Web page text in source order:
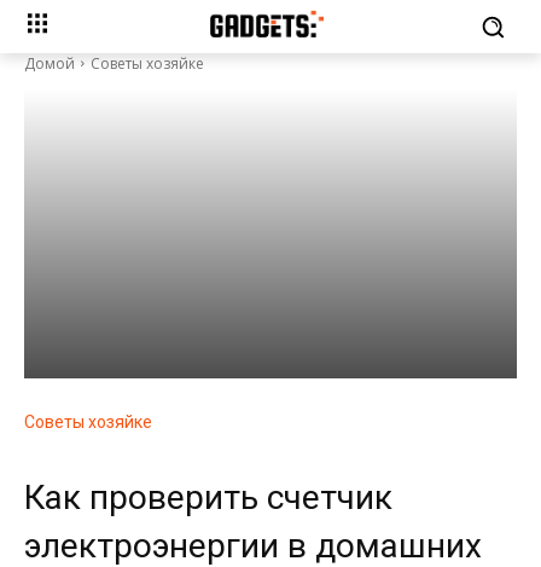
Домой Советы хозяйке
Советы хозяйке
Как проверить счетчик
электроэнергии в домашних